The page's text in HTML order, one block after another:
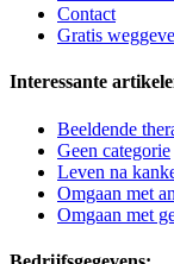
Contact
Gratis
Interessante
Beeldende
Geen categorie
Leven na
Omgaan met
Omgaan met